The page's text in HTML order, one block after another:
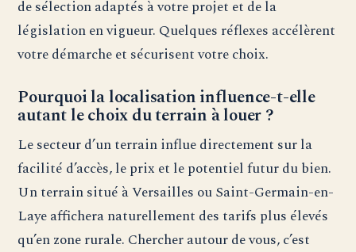
de sélection adaptés à votre projet et de la
législation en vigueur. Quelques réflexes accélèrent
votre démarche et sécurisent votre choix.
Pourquoi la localisation influence-t-elle
autant le choix du terrain à louer ?
Le secteur d’un terrain influe directement sur la
facilité d’accès, le prix et le potentiel futur du bien.
Un terrain situé à Versailles ou Saint-Germain-en-
Laye affichera naturellement des tarifs plus élevés
qu’en zone rurale. Chercher autour de vous, c’est